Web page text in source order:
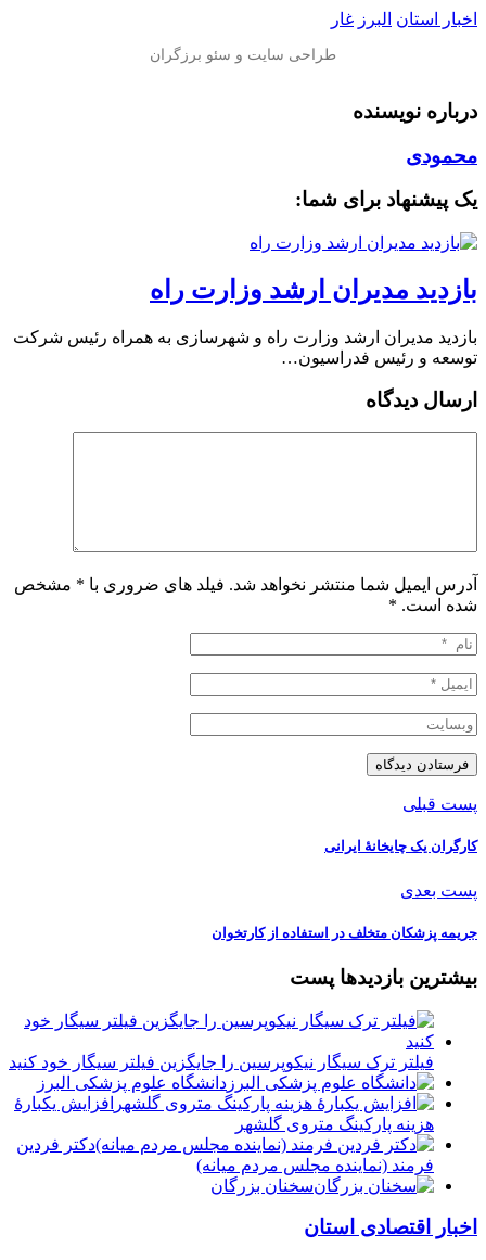
اخبار استان البرز غار
درباره نویسنده
محمودی
یک پیشنهاد برای شما:
بازدید مدیران ارشد وزارت راه
بازدید مدیران ارشد وزارت راه و شهرسازی به همراه رئیس شرکت
توسعه و رئیس فدراسیون…
ارسال دیدگاه
آدرس ایمیل شما منتشر نخواهد شد. فیلد های ضروری با * مشخص
شده است. *
پست قبلی
کارگران یک چایخانۀ ایرانی
پست بعدی
جریمه پزشکان متخلف در استفاده از کارتخوان
بیشترین بازدیدها پست
فیلتر ترک سیگار نیکوپرسین را جایگزین فیلتر سیگار خود کنید
دانشگاه علوم پزشکی البرز
افزایش یکبارۀ
هزینه پارکینگ متروی گلشهر
دكتر فردين
فرمند (نماينده مجلس مردم میانه)
سخنان بزرگان
اخبار اقتصادی استان